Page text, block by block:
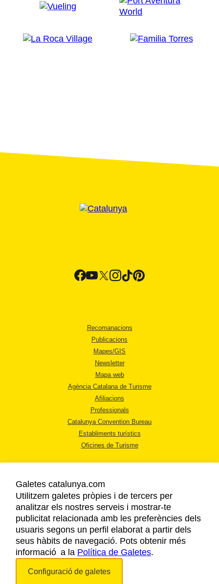
Recomanacions
Publicacions
Mapes/GIS
Newsletter
Mapa web
Agència Catalana de Turisme
Afiliacions
Professionals
Catalunya Convention Bureau
Establiments turístics
Oficines de Turisme
AVÍS LEGAL
POLÍTICA DE PRIVACITAT
COOKIES
ACCESSIBILITAT
Galetes catalunya.com
Utilitzem galetes pròpies i de tercers per
analitzar els nostres serveis i mostrar-te
publicitat relacionada amb les preferències dels
usuaris segons un perfil elaborat a partir dels
seus hàbits de navegació. Pots obtenir més
informació a la Política de Galetes.
Configuració de galetes